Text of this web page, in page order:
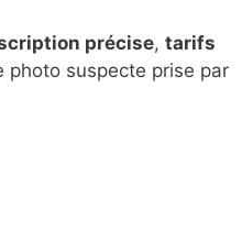
précise, tarifs
photo suspecte prise par